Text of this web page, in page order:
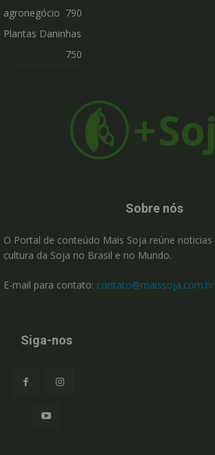
agronegócio 790
Plantas Daninhas
750
Sobre nós
O Portal de conteúdo Mais Soja reúne
cultura da Soja no Brasil e no Mundo.
E-mail para contato: contato@maissoja.com.br
Siga-nos